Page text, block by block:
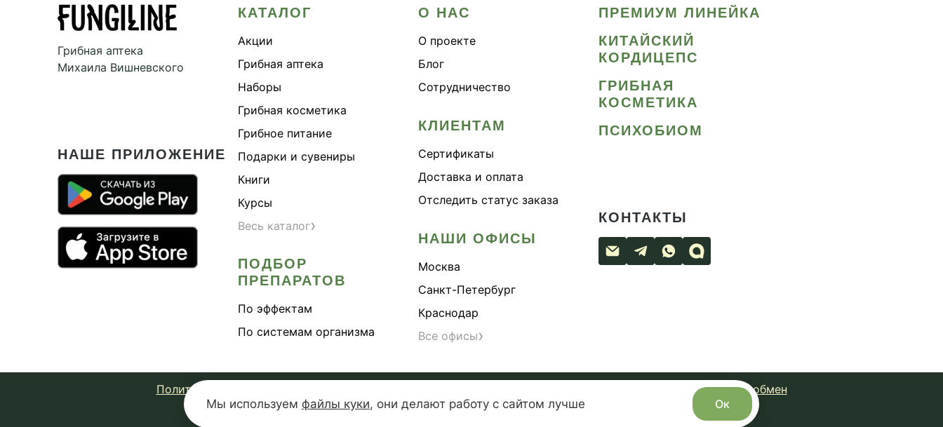
Грибная аптека
Михаила Вишневского
НАШЕ ПРИЛОЖЕНИЕ
КАТАЛОГ
Акции
Грибная аптека
Наборы
Грибная косметика
Грибное питание
Подарки и сувениры
Книги
Курсы
Весь каталог›
ПОДБОР
ПРЕПАРАТОВ
По эффектам
По системам организма
О НАС
О проекте
Блог
Сотрудничество
КЛИЕНТАМ
Сертификаты
Доставка и оплата
Отследить статус заказа
НАШИ ОФИСЫ
Москва
Санкт-Петербург
Краснодар
Все офисы›
ПРЕМИУМ ЛИНЕЙКА
КИТАЙСКИЙ
КОРДИЦЕПС
ГРИБНАЯ
КОСМЕТИКА
ПСИХОБИОМ
КОНТАКТЫ
Политика конфиденциальности Возврат и обмен
© 2026 Fungiline — зарегистрированная торговая марка. Копирование материалов с сайта запрещено.
Мы используем файлы куки, они делают работу с сайтом лучше Ок